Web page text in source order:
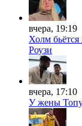
вчера, 19:19
Холм бьётся
Роузи
вчера, 17:10
У жены